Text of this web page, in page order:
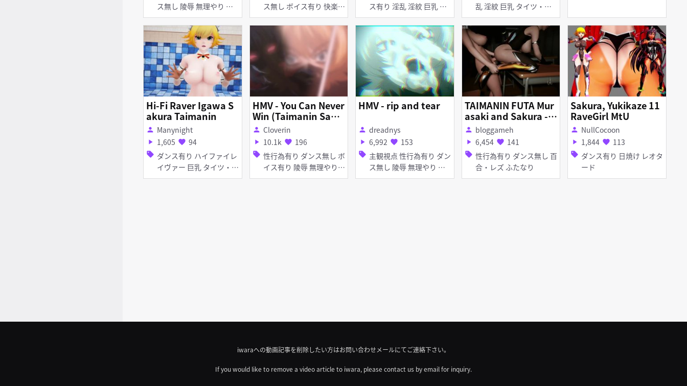
ス無し 陵辱 無理やり 巨
乳 タイツ・ストッキング
レオタード アナル責め 手
コキ
ス無し ボイス有り 快楽堕
ち 調教・開発 陵辱 無理
やり 淫乱 巨乳 首輪・
鎖・拘束具 アヘ顔 お漏ら
し・潮吹き 拘束 ニプルフ
ァック 母乳・噴乳
ス有り 淫乱 淫紋 巨乳 マ
イクロ水着
乱 淫紋 巨乳 タイツ・ス
トッキング マイクロ水着
メイド服
Hi-Fi Raver Igawa S
akura Taimanin
person Manynight
play_arrow 1,605 favorite 94
sell ダンス有り ハイファイレ
イヴァー 巨乳 タイツ・ス
トッキング メイド服
HMV - You Can Never
Win (Taimanin Saku
ra\'s Battle)
person Cloverin
play_arrow 10.1k favorite 196
sell 性行為有り ダンス無し ボ
イス有り 陵辱 無理やり
異種姦 巨乳 アヘ顔 イラ
HMV - rip and tear
person dreadnys
play_arrow 6,992 favorite 153
sell 主観視点 性行為有り ダン
ス無し 陵辱 無理やり 異
種姦 巨乳 アヘ顔 イラマ
TAIMANIN FUTA Mur
asaki and Sakura -
(FULL VIDEO)
person bloggameh
play_arrow 6,454 favorite 141
sell 性行為有り ダンス無し 百
合・レズ ふたなり
Sakura, Yukikaze 11
RaveGirl MtU
person NullCocoon
play_arrow 1,844 favorite 113
sell ダンス有り 日焼け レオタ
ード
iwaraへの動画記事を削除したい方はお問い合わせメールにてご連絡下さい。
If you would like to remove a video article to iwara, please contact us by email for inquiry.